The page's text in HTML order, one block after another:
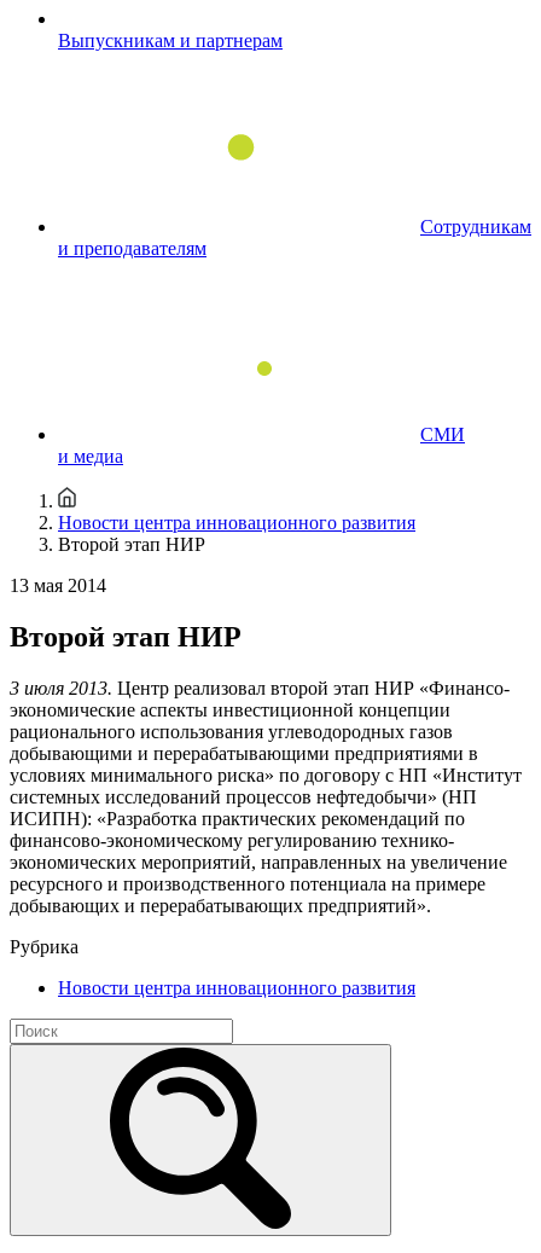
Выпускникам и партнерам
Сотрудникам
и преподавателям
СМИ
и медиа
Новости центра инновационного развития
Второй этап НИР
13 мая 2014
Второй этап НИР
3 июля 2013. Центр реализовал второй этап НИР «Финансо-
экономические аспекты инвестиционной концепции
рационального использования углеводородных газов
добывающими и перерабатывающими предприятиями в
условиях минимального риска» по договору с НП «Институт
системных исследований процессов нефтедобычи» (НП
ИСИПН): «Разработка практических рекомендаций по
финансово-экономическому регулированию технико-
экономических мероприятий, направленных на увеличение
ресурсного и производственного потенциала на примере
добывающих и перерабатывающих предприятий».
Рубрика
Новости центра инновационного развития